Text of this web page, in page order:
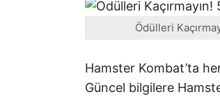
Ödülleri
Hamster Kombat’ta
Güncel bilgilere